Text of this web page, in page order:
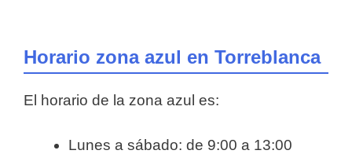
Horario zona azul en Torreblanca
El horario de la zona azul es:
Lunes a sábado: de 9:00 a 13:00